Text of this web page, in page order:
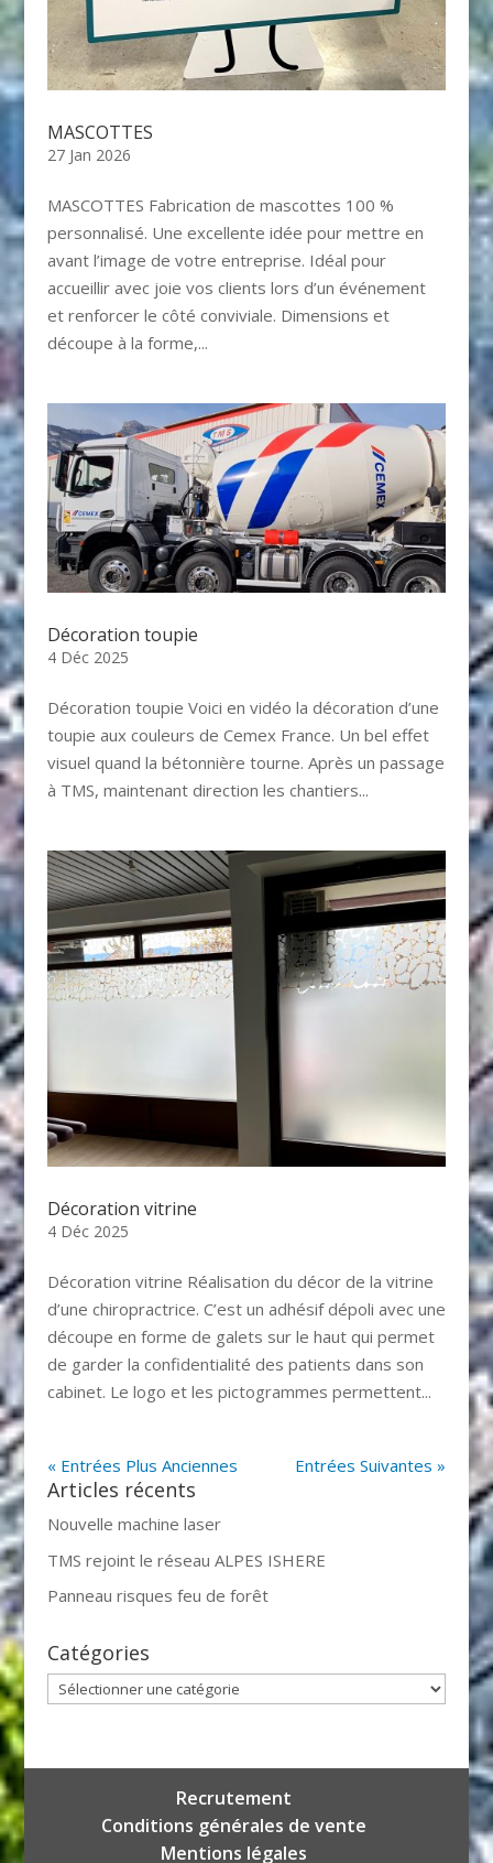
MASCOTTES
27 Jan 2026
MASCOTTES​ Fabrication de mascottes 100 %
personnalisé. Une excellente idée pour mettre en
avant l’image de votre entreprise. Idéal pour
accueillir avec joie vos clients lors d’un événement
et renforcer le côté conviviale. Dimensions et
découpe à la forme,...
Décoration toupie
4 Déc 2025
Décoration toupie Voici en vidéo la décoration d’une
toupie aux couleurs de Cemex France. Un bel effet
visuel quand la bétonnière tourne. Après un passage
à TMS, maintenant direction les chantiers...
Décoration vitrine
4 Déc 2025
Décoration vitrine Réalisation du décor de la vitrine
d’une chiropractrice. C’est un adhésif dépoli avec une
découpe en forme de galets sur le haut qui permet
de garder la confidentialité des patients dans son
cabinet. Le logo et les pictogrammes permettent...
« Entrées Plus Anciennes Entrées Suivantes »
Articles récents
Nouvelle machine laser
TMS rejoint le réseau ALPES ISHERE
Panneau risques feu de forêt
Catégories
Catégories
Recrutement
Conditions générales de vente
Mentions légales